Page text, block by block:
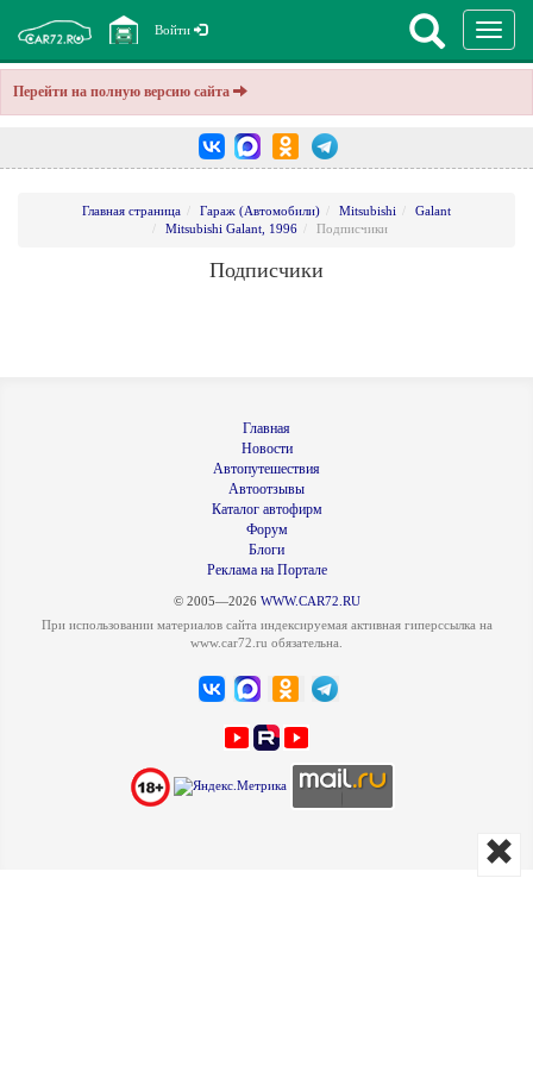
Перейти на полную версию сайта
Войти
Главная страница Гараж (Автомобили) Mitsubishi
Galant
Mitsubishi Galant, 1996
Подписчики
Подписчики
Главная
Новости
Автопутешествия
Автоотзывы
Каталог автофирм
Форум
Блоги
Реклама на Портале
© 2005—2026 WWW.CAR72.RU
При использовании материалов сайта индексируемая активная гиперссылка на
www.car72.ru обязательна.